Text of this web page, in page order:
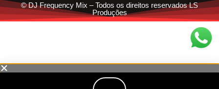
© DJ Frequency Mix – Todos os direitos reservados LS
Produções